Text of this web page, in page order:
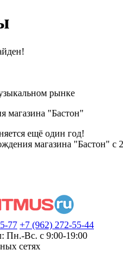
рынке
магазина "Бастон"
ещё один год!
магазина "Бастон"
77 +7 (962) 272-55-44
Пн.-Вс. с 9:00-19:00
сетях